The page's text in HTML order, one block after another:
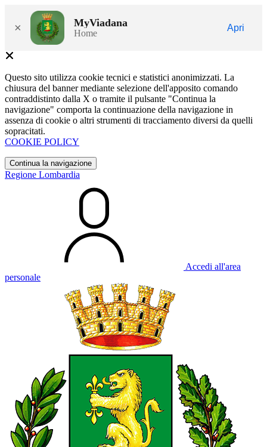
× MyViadana
Home
Apri
Questo sito utilizza cookie tecnici e statistici anonimizzati. La
chiusura del banner mediante selezione dell'apposito comando
contraddistinto dalla X o tramite il pulsante "Continua la
navigazione" comporta la continuazione della navigazione in
assenza di cookie o altri strumenti di tracciamento diversi da quelli
sopracitati.
COOKIE POLICY
Continua la navigazione
Regione Lombardia
Accedi all'area
personale